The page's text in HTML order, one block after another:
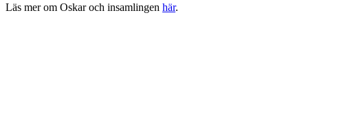
Läs mer om Oskar och insamlingen här.